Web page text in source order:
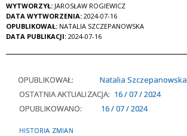
WYTWORZYŁ: JAROSŁAW ROGIEWICZ
DATA WYTWORZENIA: 2024-07-16
OPUBLIKOWAŁ: NATALIA SZCZEPANOWSKA
DATA PUBLIKACJI: 2024-07-16
OPUBLIKOWAŁ:
Natalia Szczepanowska
OSTATNIA AKTUALIZACJA: 16 / 07 / 2024
OPUBLIKOWANO:
16 / 07 / 2024
HISTORIA ZMIAN